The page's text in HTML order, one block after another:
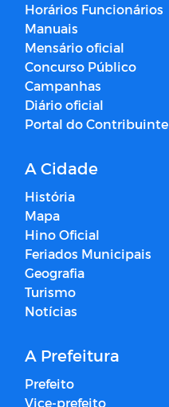
Horários Funcionários
Manuais
Mensário oficial
Concurso Público
Campanhas
Diário oficial
Portal do Contribuinte
A Cidade
História
Mapa
Hino Oficial
Feriados Municipais
Geografia
Turismo
Notícias
A Prefeitura
Prefeito
Vice-prefeito